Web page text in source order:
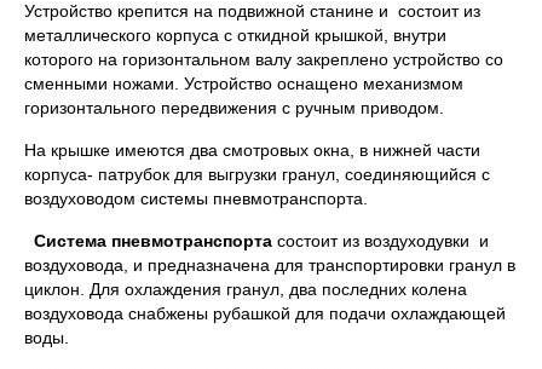
Устройство крепится на подвижной станине и состоит из
металлического корпуса с откидной крышкой, внутри
которого на горизонтальном валу закреплено устройство со
сменными ножами. Устройство оснащено механизмом
горизонтального передвижения с ручным приводом.
На крышке имеются два смотровых окна, в нижней части
корпуса- патрубок для выгрузки гранул, соединяющийся с
воздуховодом системы пневмотранспорта.
Система пневмотранспорта состоит из воздуходувки и
воздуховода, и предназначена для транспортировки гранул в
циклон. Для охлаждения гранул, два последних колена
воздуховода снабжены рубашкой для подачи охлаждающей
воды.